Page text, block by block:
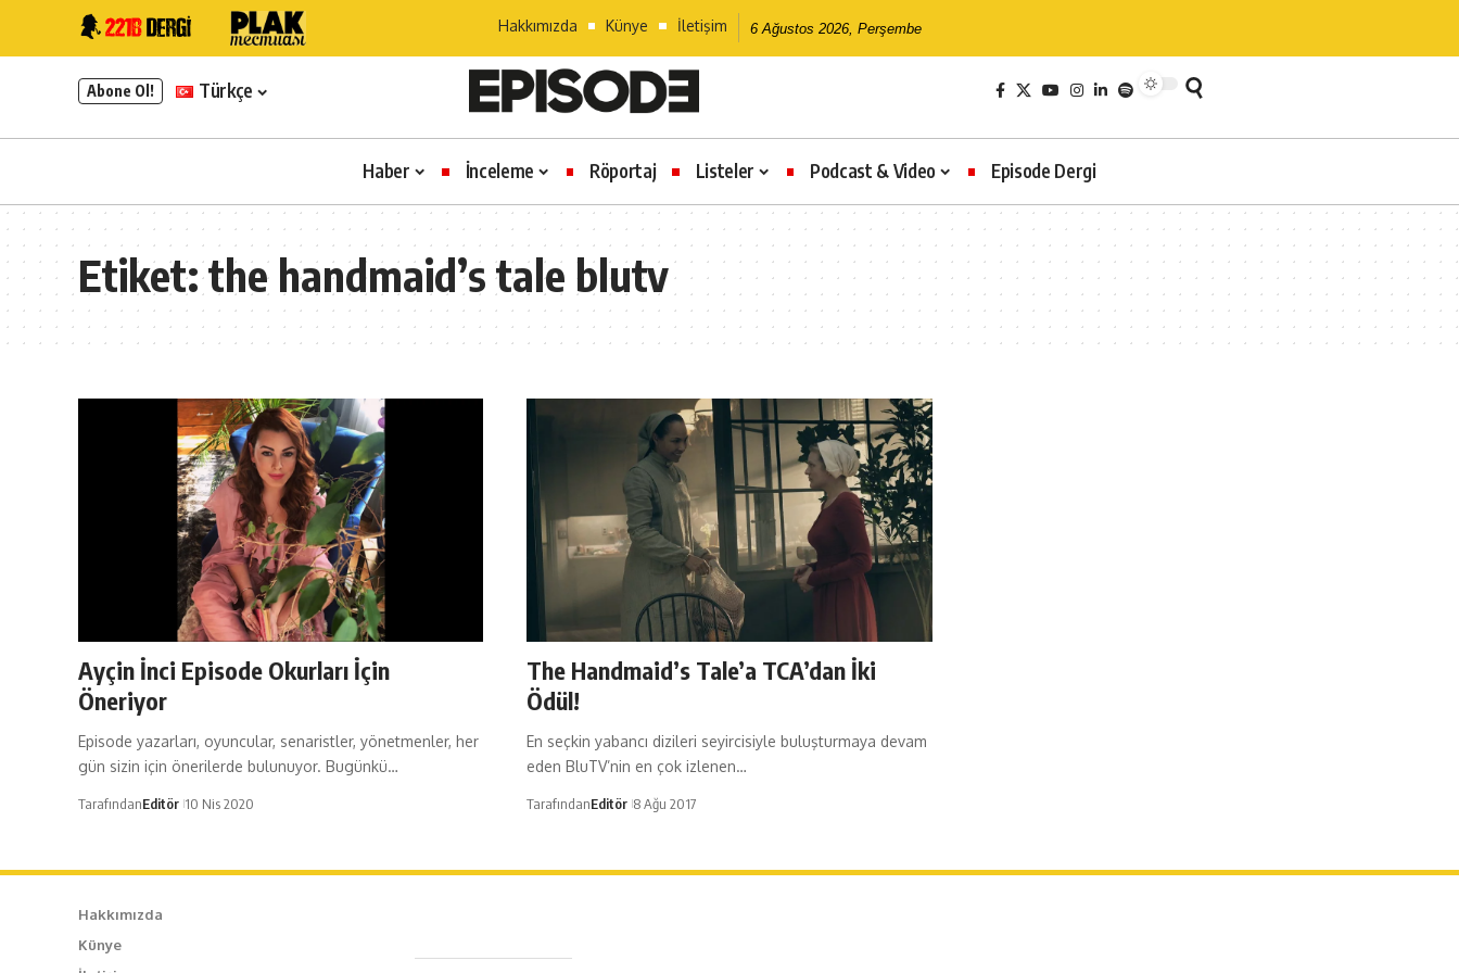
Hakkımızda Künye İletişim 6 Ağustos 2026, Perşembe
Abone Ol! Türkçe
Haber İnceleme Röportaj Listeler Podcast & Video Episode Dergi
Etiket:the handmaid’s tale blutv
Ayçin İnci Episode Okurları İçin
Öneriyor
Episode yazarları, oyuncular, senaristler, yönetmenler, her
gün sizin için önerilerde bulunuyor. Bugünkü…
TarafındanEditör 10 Nis 2020
The Handmaid’s Tale’a TCA’dan İki
Ödül!
En seçkin yabancı dizileri seyircisiyle buluşturmaya devam
eden BluTV’nin en çok izlenen…
TarafındanEditör 8 Ağu 2017
Hakkımızda
Künye
Caferağa Mah. Dr. Şakir Paşa Sok. No3/A Kadıköy İstanbul